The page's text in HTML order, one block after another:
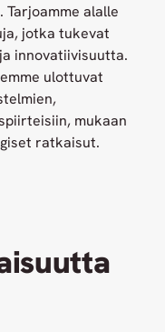
alalle
jotka tukevat
innovatiivisuutta.
ulottuvat
mukaan
ratkaisut.